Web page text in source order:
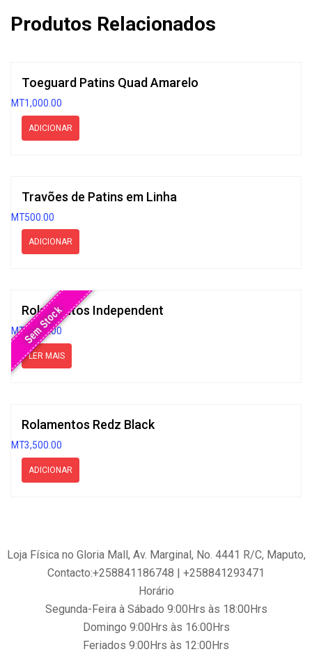
Produtos Relacionados
Toeguard Patins Quad Amarelo
MT1,000.00
ADICIONAR
Travões de Patins em Linha
MT500.00
ADICIONAR
Sem Stock
Rolamentos Independent
MT2,500.00
LER MAIS
Rolamentos Redz Black
MT3,500.00
ADICIONAR
Loja Física no Gloria Mall, Av. Marginal, No. 4441 R/C, Maputo,
Contacto:+258841186748 | +258841293471
Horário
Segunda-Feira à Sábado 9:00Hrs às 18:00Hrs
Domingo 9:00Hrs às 16:00Hrs
Feriados 9:00Hrs às 12:00Hrs